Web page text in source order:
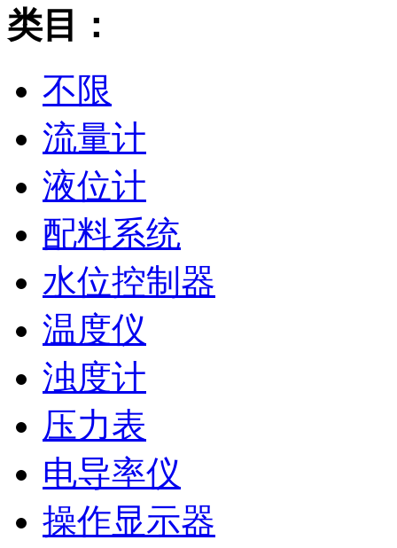
类目：
不限
流量计
液位计
配料系统
水位控制器
温度仪
浊度计
压力表
电导率仪
操作显示器